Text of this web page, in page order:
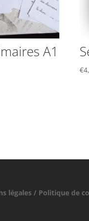
A1
€
légales / Politique de